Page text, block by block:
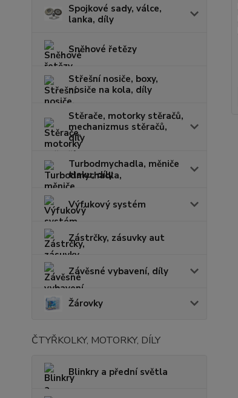
Spojkové sady, válce,
lanka, díly
Sněhové řetězy
Střešní nosiče, boxy,
nosiče na kola, díly
Stěrače, motorky stěračů,
mechanizmus stěračů,
díly
Turbodmychadla, měniče
tlaku, díly
Výfukový systém
Zástrčky, zásuvky aut
Závěsné vybavení, díly
Žárovky
ČTYŘKOLKY, MOTORKY, DÍLY
Blinkry a přední světla